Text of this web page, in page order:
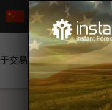
支持
交易者